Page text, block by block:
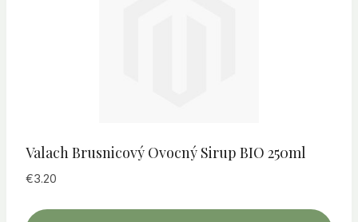
Valach Brusnicový Ovocný Sirup BIO 250ml
€3.20